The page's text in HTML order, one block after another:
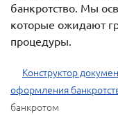
банкротство. Мы
которые ожидают
процедуры.
Конструктор
оформления
банкротом